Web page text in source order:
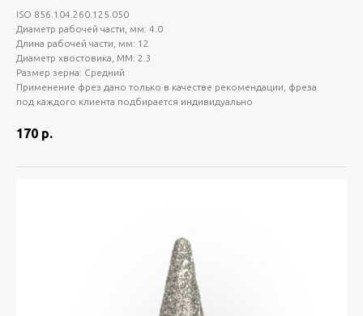
ISO 856.104.260.125.050
Диаметр рабочей части, мм: 4.0
Длина рабочей части, мм: 12
Диаметр хвостовика, ММ: 2.3
Размер зерна: Средний
Применение фрез дано только в качестве рекомендации, фреза
под каждого клиента подбирается индивидуально
170 р.